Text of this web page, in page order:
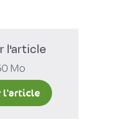
l'article
Mo
l'article